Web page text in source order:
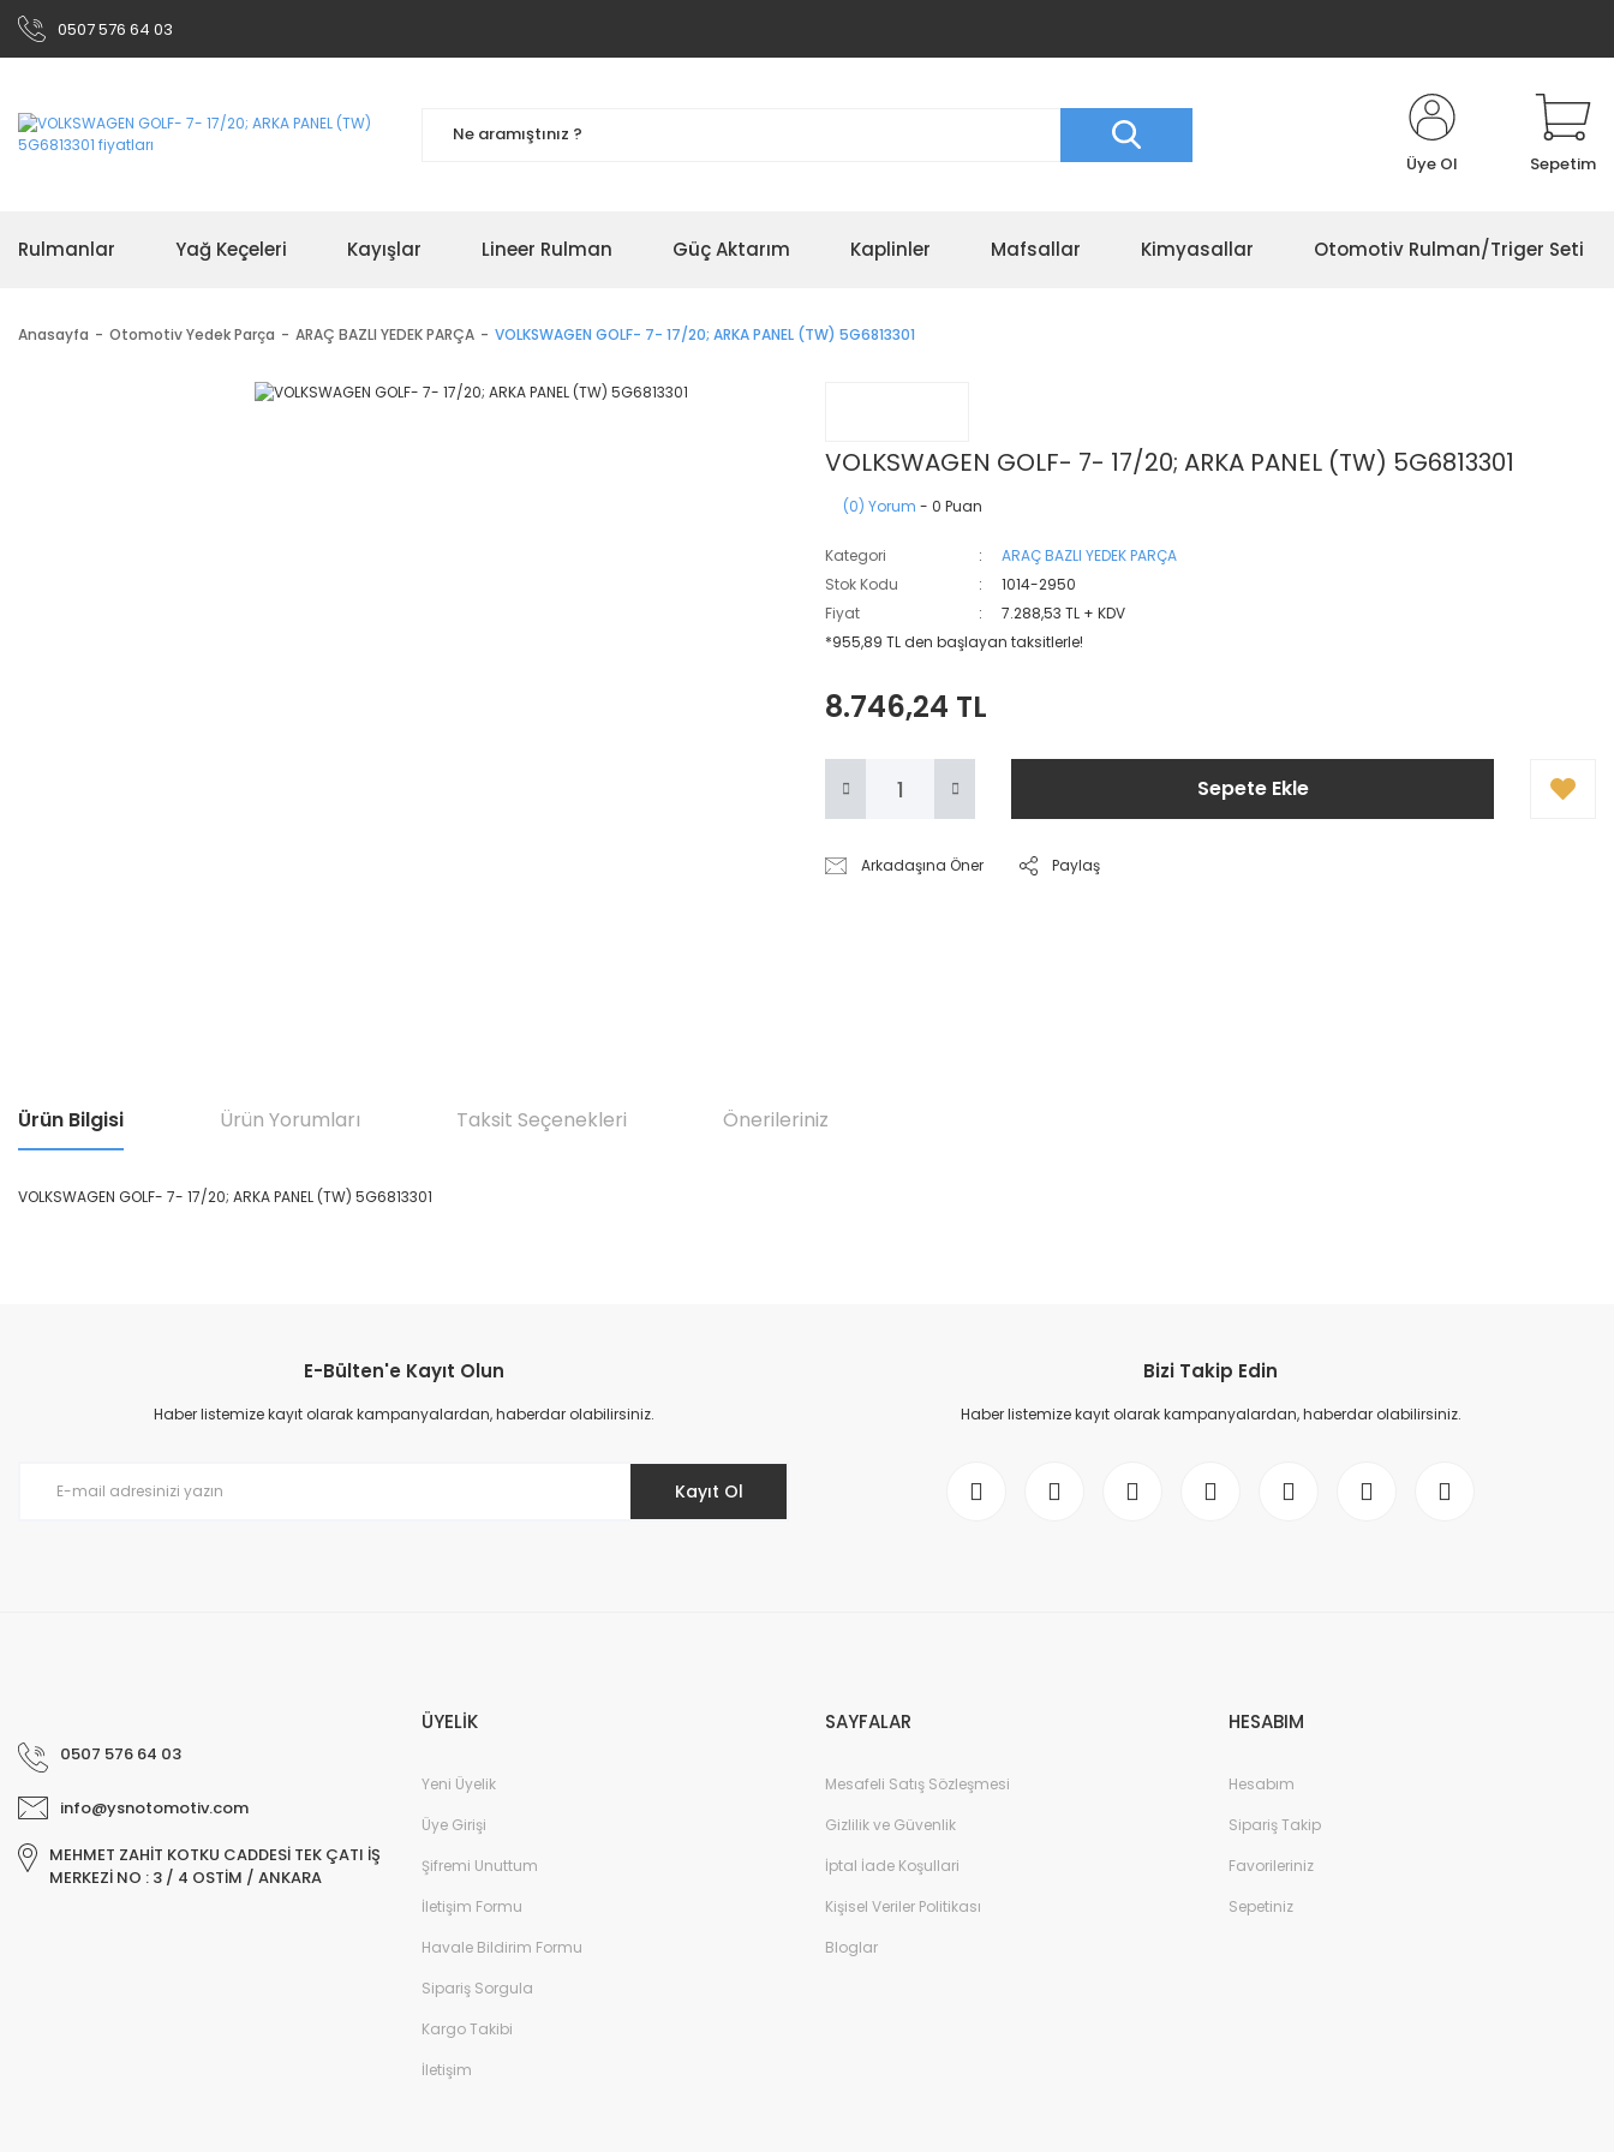
0507 576 64 03
Üye Ol Sepetim
Rulmanlar Yağ Keçeleri Kayışlar Lineer Rulman Güç Aktarım Kaplinler Mafsallar Kimyasallar Otomotiv Rulman/Triger Seti
Anasayfa Otomotiv Yedek Parça ARAÇ BAZLI YEDEK PARÇA VOLKSWAGEN GOLF- 7- 17/20; ARKA PANEL (TW) 5G6813301
VOLKSWAGEN GOLF- 7- 17/20; ARKA PANEL (TW) 5G6813301
(0) Yorum - 0 Puan
Kategori
ARAÇ BAZLI YEDEK PARÇA
Stok Kodu
1014-2950
Fiyat
7.288,53 TL + KDV
*955,89 TL den başlayan taksitlerle!
8.746,24 TL
Sepete Ekle
Arkadaşına Öner Paylaş
Ürün Bilgisi Ürün Yorumları Taksit Seçenekleri Önerileriniz
VOLKSWAGEN GOLF- 7- 17/20; ARKA PANEL (TW) 5G6813301
Ürün resmi kalitesiz, bozuk veya görüntülenemiyor.
Ürün açıklamasında eksik bilgiler bulunuyor.
E-Bülten'e Kayıt Olun
Haber listemize kayıt olarak kampanyalardan, haberdar olabilirsiniz.
Kayıt Ol
Bizi Takip Edin
Haber listemize kayıt olarak kampanyalardan, haberdar olabilirsiniz.
0507 576 64 03
info@ysnotomotiv.com
MEHMET ZAHİT KOTKU CADDESİ TEK ÇATI İŞ
MERKEZİ NO : 3 / 4 OSTİM / ANKARA
ÜYELİK
Yeni Üyelik
Üye Girişi
Şifremi Unuttum
İletişim Formu
Havale Bildirim Formu
Sipariş Sorgula
Kargo Takibi
İletişim
SAYFALAR
Mesafeli Satış Sözleşmesi
Gizlilik ve Güvenlik
İptal İade Koşullari
Kişisel Veriler Politikası
Bloglar
HESABIM
Hesabım
Sipariş Takip
Favorileriniz
Sepetiniz